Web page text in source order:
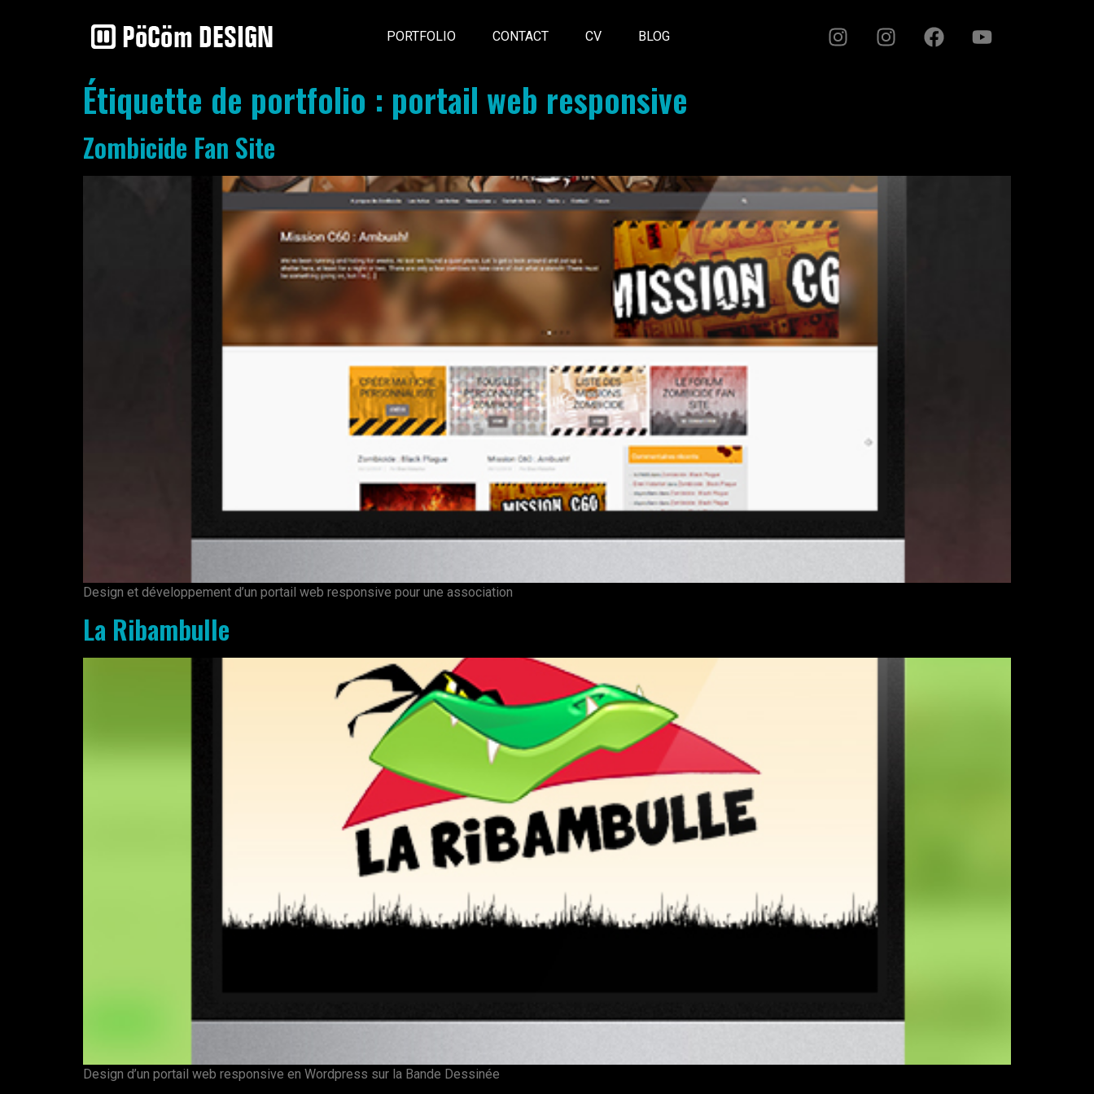
PORTFOLIO CONTACT CV BLOG
Étiquette de portfolio : portail web responsive
Zombicide Fan Site
Design et développement d’un portail web responsive pour une association
La Ribambulle
Design d’un portail web responsive en Wordpress sur la Bande Dessinée